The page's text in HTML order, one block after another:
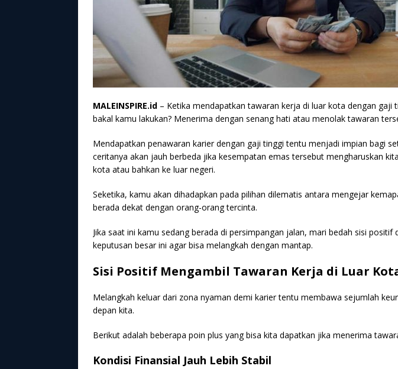
MALEINSPIRE.id – Ketika mendapatkan tawaran kerja di luar kota dengan gaji
bakal kamu lakukan? Menerima dengan senang hati atau menolak tawaran
Mendapatkan penawaran karier dengan gaji tinggi tentu menjadi impian bagi
ceritanya akan jauh berbeda jika kesempatan emas tersebut mengharuskan
kota atau bahkan ke luar negeri.
Seketika, kamu akan dihadapkan pada pilihan dilematis antara mengejar
berada dekat dengan orang-orang tercinta.
Jika saat ini kamu sedang berada di persimpangan jalan, mari bedah sisi positif
keputusan besar ini agar bisa melangkah dengan mantap.
Sisi Positif Mengambil Tawaran Kerja di Luar
Melangkah keluar dari zona nyaman demi karier tentu membawa sejumlah
depan kita.
Berikut adalah beberapa poin plus yang bisa kita dapatkan jika menerima
Kondisi Finansial Jauh Lebih Stabil